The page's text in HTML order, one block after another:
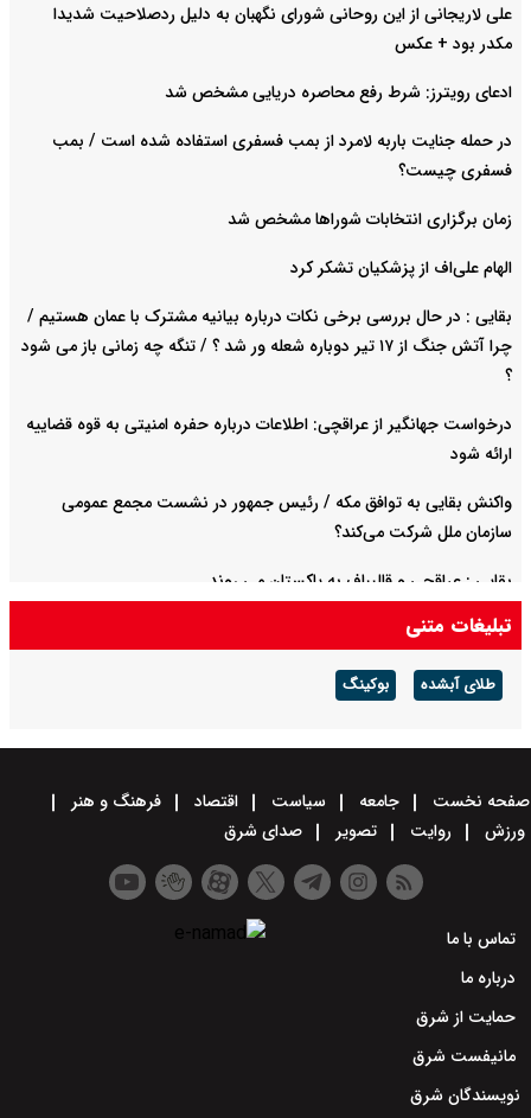
علی لاریجانی از این روحانی شورای نگهبان به دلیل ردصلاحیت شدیدا
مکدر بود + عکس
ادعای رویترز: شرط رفع محاصره دریایی مشخص شد
در حمله جنایت باربه لامرد از بمب فسفری استفاده شده است / بمب
فسفری چیست؟
زمان برگزاری انتخابات شوراها مشخص شد
الهام علی‌اف از پزشکیان تشکر کرد
بقایی : در حال بررسی برخی نکات درباره بیانیه مشترک با عمان هستیم /
چرا آتش جنگ از ۱۷ تیر دوباره شعله ور شد ؟ / تنگه چه زمانی باز می شود
؟
درخواست جهانگیر از عراقچی: اطلاعات درباره حفره امنیتی به قوه قضاییه
ارائه شود
واکنش بقایی به توافق مکه / رئیس جمهور در نشست مجمع عمومی
سازمان ملل شرکت می‌کند؟
بقایی : عراقچی و قالیباف به پاکستان می روند
مذاکره با آمریکا از طریق میانجی ها است / مسئول مذاکرات با آمریکا
تبلیغات متنی
طلای آبشده بوکینگ
صفحه نخست جامعه سیاست اقتصاد
فرهنگ و هنر
ورزش
روایت تصویر صدای شرق
تماس با ما
درباره ما
حمایت از شرق
مانیفست شرق
نویسندگان شرق